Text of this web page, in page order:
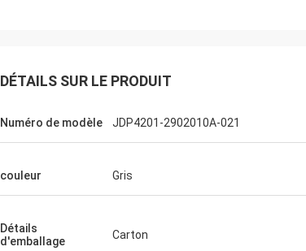
DÉTAILS SUR LE PRODUIT
Numéro de modèle JDP4201-2902010A-021
couleur Gris
Détails
d'emballage
Carton